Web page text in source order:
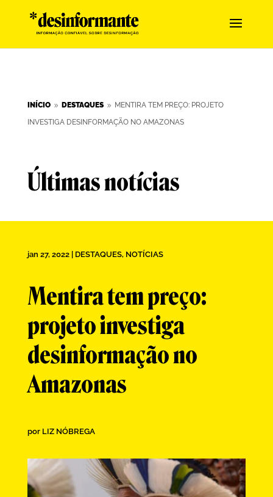
INÍCIO 9 DESTAQUES 9
MENTIRA TEM PREÇO: PROJETO
INVESTIGA DESINFORMAÇÃO NO AMAZONAS
Últimas notícias
jan 27, 2022| DESTAQUES, NOTÍCIAS
Mentira tem preço:
projeto investiga
desinformação no
Amazonas
por LIZ NÓBREGA